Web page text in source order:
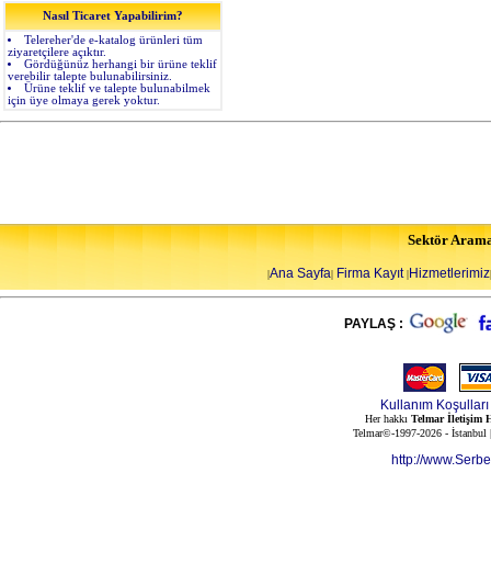
Nasıl Ticaret Yapabilirim?
Telereher'de e-katalog ürünleri tüm
ziyaretçilere açıktır.
Gördüğünüz herhangi bir ürüne teklif
verebilir talepte bulunabilirsiniz.
Ürüne teklif ve talepte bulunabilmek
için üye olmaya gerek yoktur.
Sektör
|Ana Sayfa| Firma Kayıt|Hizmetlerimiz|
PAYLAŞ :
Kullanım Koşulları
Her hakkı Telmar İletişim
Telmar©-1997-2026 -
http://